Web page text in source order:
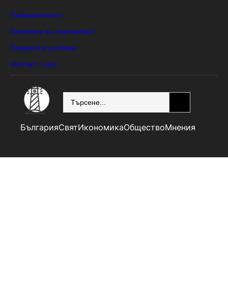
Поверителност
Политика за „бисквитки“
Правила и условия
Контакт с нас
БългарияСвятИкономикаОбществоМнения